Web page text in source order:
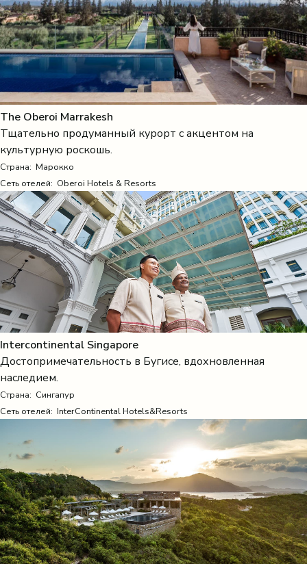
The Oberoi Marrakesh
Тщательно продуманный курорт с акцентом на
культурную роскошь.
Страна: Марокко
Сеть отелей: Oberoi Hotels & Resorts
Intercontinental Singapore
Достопримечательность в Бугисе, вдохновленная
наследием.
Страна: Сингапур
Сеть отелей: InterContinental Hotels&Resorts